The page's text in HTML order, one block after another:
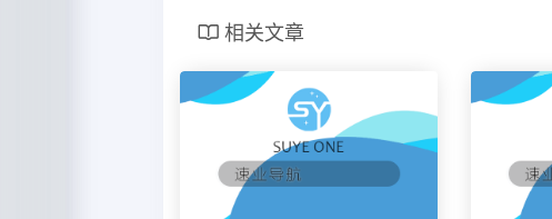
相关文章